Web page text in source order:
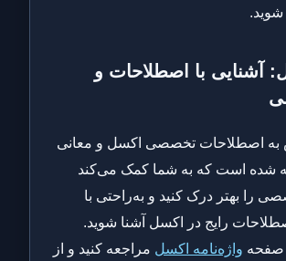
شوید.
آشنایی با اصطلاحات و
به اصطلاحات تخصصی اکسل و معانی
شده است که به شما کمک می‌کند
را بهتر درک کنید و به‌راحتی با
رایج در اکسل آشنا شوید.
صفحه واژه‌نامه اکسل مراجعه کنید و از